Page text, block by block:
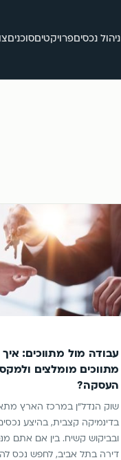
ניהול נכסיםפרויקטיםסוכנים
עבודה מול מתווכים:
מתווכים מומלצים
העסקה?
שוק הנדל"ן במרכז הארץ
בדינמיקה קצבית, בהיצע נכסים
ובביקוש קשיח. בין אם אתם
דירה בתל אביב, לחפש נכס